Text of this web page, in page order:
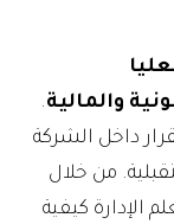
والمالية.
داخل الشركة
من خلال
الإدارة كيفية